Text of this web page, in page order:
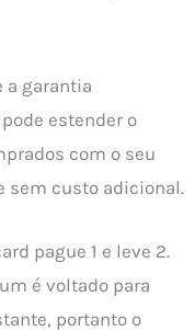
a garantia
estender o
com o seu
sem custo adicional.
pague 1 e leve 2.
é voltado para
portanto o